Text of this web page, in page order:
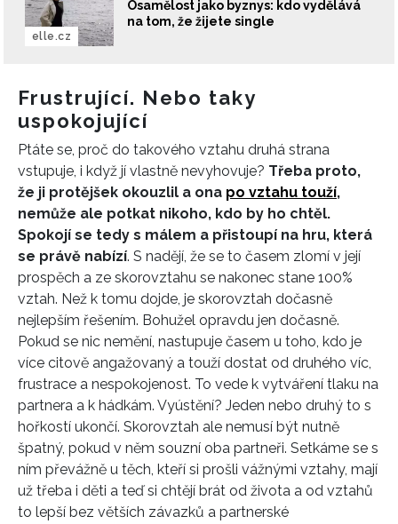
INFORMACE
REDAKCE
Osamělost jako byznys: kdo vydělává
na tom, že žijete single
elle.cz
Frustrující. Nebo taky
uspokojující
Ptáte se, proč do takového vztahu druhá strana
vstupuje, i když jí vlastně nevyhovuje? Třeba proto,
že ji protějšek okouzlil a ona po vztahu touží,
nemůže ale potkat nikoho, kdo by ho chtěl.
Spokojí se tedy s málem a přistoupí na hru, která
se právě nabízí. S nadějí, že se to časem zlomí v její
prospěch a ze skorovztahu se nakonec stane 100%
vztah. Než k tomu dojde, je skorovztah dočasně
nejlepším řešením. Bohužel opravdu jen dočasně.
Pokud se nic nemění, nastupuje časem u toho, kdo je
více citově angažovaný a touží dostat od druhého víc,
frustrace a nespokojenost. To vede k vytváření tlaku na
partnera a k hádkám. Vyústění? Jeden nebo druhý to s
hořkostí ukončí. Skorovztah ale nemusí být nutně
špatný, pokud v něm souzní oba partneři. Setkáme se s
ním převážně u těch, kteří si prošli vážnými vztahy, mají
už třeba i děti a teď si chtějí brát od života a od vztahů
to lepší bez větších závazků a partnerské